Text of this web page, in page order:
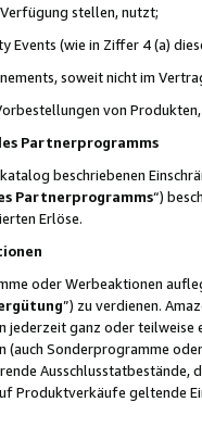
stellen, nutzt;
Events (wie in Ziffer 4 (a)
soweit nicht im
von
Partnerprogramms
beschriebenen
Partnerprogramms“)
Erlöse.
oder Werbeaktionen
”) zu verdienen.
jederzeit ganz oder
Sonderprogramme
Ausschlusstatbestände,
Produktverkäufe geltende